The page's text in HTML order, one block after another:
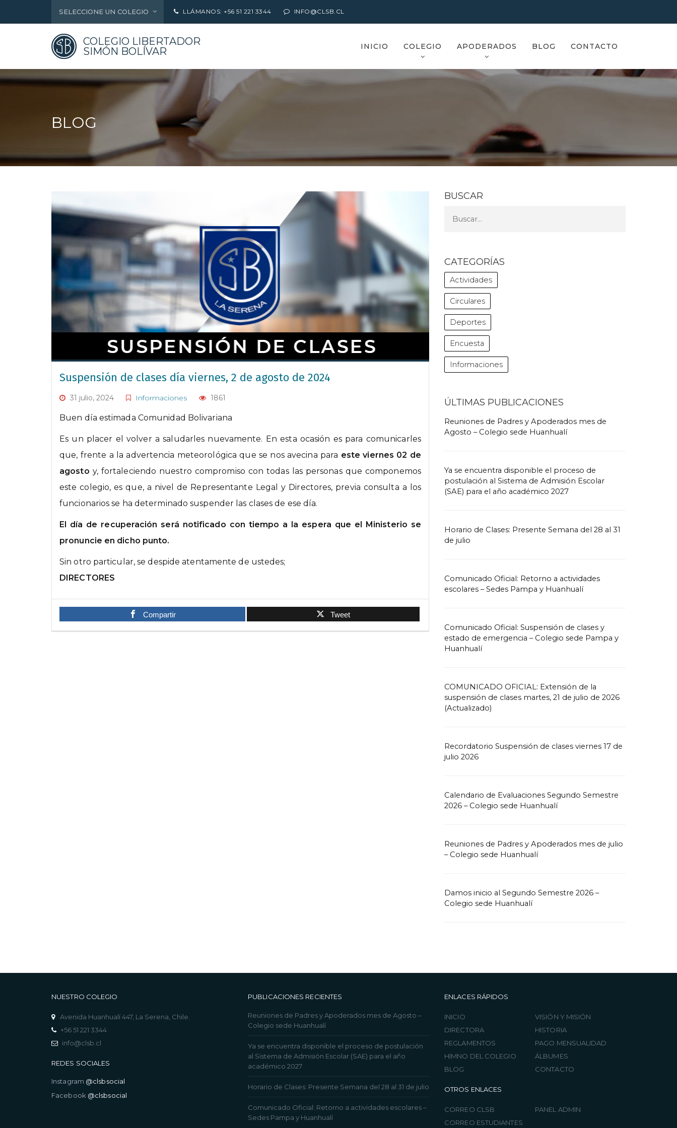
SELECCIONE UN COLEGIO LLÁMANOS: +56 51 221 3344 INFO@CLSB.CL
COLEGIO LIBERTADOR
SIMÓN BOLÍVAR
INICIO COLEGIO APODERADOS BLOG CONTACTO
BLOG
Suspensión de clases día viernes, 2 de agosto de 2024
31 julio, 2024 Informaciones 1861
Buen día estimada Comunidad Bolivariana
Es un placer el volver a saludarles nuevamente. En esta ocasión es para comunicarles
que, frente a la advertencia meteorológica que se nos avecina para este viernes 02 de
agosto y, fortaleciendo nuestro compromiso con todas las personas que componemos
este colegio, es que, a nivel de Representante Legal y Directores, previa consulta a los
funcionarios se ha determinado suspender las clases de ese día.
El día de recuperación será notificado con tiempo a la espera que el Ministerio se
pronuncie en dicho punto.
Sin otro particular, se despide atentamente de ustedes;
DIRECTORES
Compartir Tweet
BUSCAR
CATEGORÍAS
Actividades
Circulares
Deportes
Encuesta
Informaciones
ÚLTIMAS PUBLICACIONES
Reuniones de Padres y Apoderados mes de
Agosto – Colegio sede Huanhualí
Ya se encuentra disponible el proceso de
postulación al Sistema de Admisión Escolar
(SAE) para el año académico 2027
Horario de Clases: Presente Semana del 28 al 31
de julio
Comunicado Oficial: Retorno a actividades
escolares – Sedes Pampa y Huanhualí
Comunicado Oficial: Suspensión de clases y
estado de emergencia – Colegio sede Pampa y
Huanhualí
COMUNICADO OFICIAL: Extensión de la
suspensión de clases martes, 21 de julio de 2026
(Actualizado)
Recordatorio Suspensión de clases viernes 17 de
julio 2026
Calendario de Evaluaciones Segundo Semestre
2026 – Colegio sede Huanhualí
Reuniones de Padres y Apoderados mes de julio
– Colegio sede Huanhualí
Damos inicio al Segundo Semestre 2026 –
Colegio sede Huanhualí
NUESTRO COLEGIO
Avenida Huanhualí 447, La Serena, Chile.
+56 51 221 3344
info@clsb.cl
REDES SOCIALES
Instagram @clsbsocial
Facebook @clsbsocial
PUBLICACIONES RECIENTES
Reuniones de Padres y Apoderados mes de Agosto –
Colegio sede Huanhualí
Ya se encuentra disponible el proceso de postulación
al Sistema de Admisión Escolar (SAE) para el año
académico 2027
Horario de Clases: Presente Semana del 28 al 31 de julio
Comunicado Oficial: Retorno a actividades escolares –
Sedes Pampa y Huanhualí
ENLACES RÁPIDOS
INICIO
VISIÓN Y MISIÓN
DIRECTORA
HISTORIA
REGLAMENTOS
PAGO MENSUALIDAD
HIMNO DEL COLEGIO
ÁLBUMES
BLOG
CONTACTO
OTROS ENLACES
CORREO CLSB
PANEL ADMIN
CORREO ESTUDIANTES